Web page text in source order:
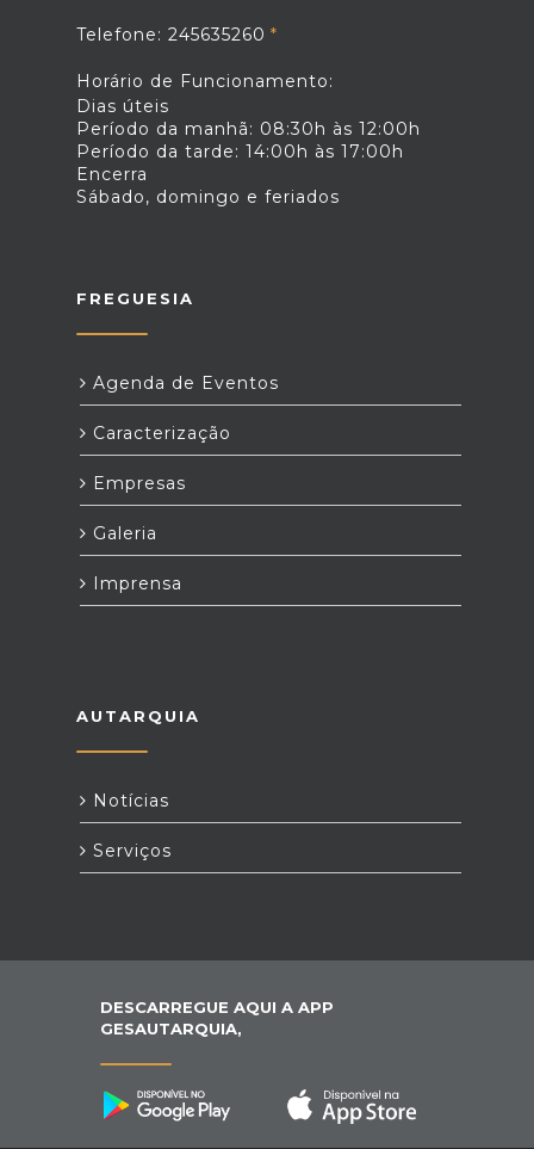
Telefone: 245635260
Horário de Funcionamento:
Dias úteis
Período da manhã: 08:30h às 12:00h
Período da tarde: 14:00h às 17:00h
Encerra
Sábado, domingo e feriados
FREGUESIA
Agenda de Eventos
Caracterização
Empresas
Galeria
Imprensa
AUTARQUIA
Notícias
Serviços
DESCARREGUE AQUI A APP
GESAUTARQUIA,